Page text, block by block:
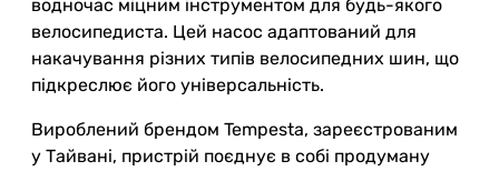
водночас міцним інструментом для будь-якого
велосипедиста. Цей насос адаптований для
накачування різних типів велосипедних шин, що
підкреслює його універсальність.
Вироблений брендом Tempesta, зареєстрованим
у Тайвані, пристрій поєднує в собі продуману